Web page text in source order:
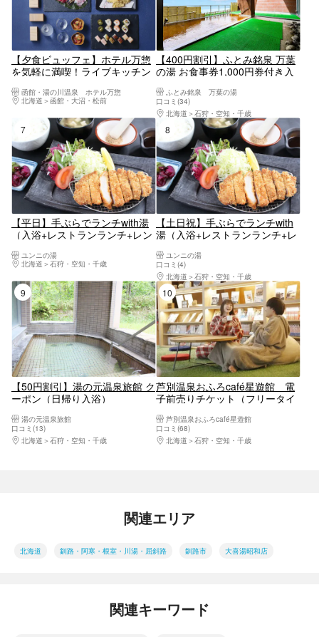
【夕食ビュッフェ】ホテル万惣
を気軽に満喫！ライブキッチン
函館・湯の川温泉 ホテル万惣
北海道
函館・大沼・松前
【400円割引】ふとみ銘泉 万葉
の湯 お食事券1,000円券付き入
ふとみ銘泉 万葉の湯
口コミ(34)
北海道
石狩・空知・千歳
7位
【平日】手ぶらでランチwith湯
（入浴+レストランランチ+レン
ユンニの湯
北海道
石狩・空知・千歳
8位
【土日祝】手ぶらでランチwith
湯（入浴+レストランランチ+レ
ユンニの湯
口コミ(4)
北海道
石狩・空知・千歳
9位
【50円割引】湯の元温泉旅館 ク
ーポン（日帰り入浴）
湯の元温泉旅館
口コミ(13)
北海道
石狩・空知・千歳
10位
芦別温泉おふろcafé星遊館 電
子前売りチケット（フリータイ
芦別温泉おふろcafé星遊館
口コミ(68)
北海道
石狩・空知・千歳
関連エリア
北海道 釧路・阿寒・根室・川湯・屈斜路 釧路市 大喜湯昭和店
関連キーワード